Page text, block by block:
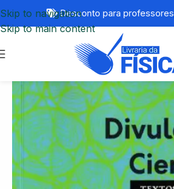
Skip to navigation
Skip to main content
Desconto para professores,